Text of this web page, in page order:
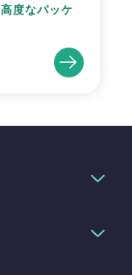
高度なパッケ